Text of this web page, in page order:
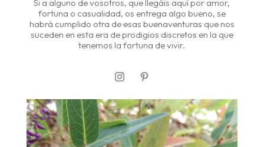
Si a alguno de vosotros, que llegáis aquí por amor,
fortuna o casualidad, os entrega algo bueno, se
habrá cumplido otra de esas buenaventuras que nos
suceden en esta era de prodigios discretos en la que
tenemos la fortuna de vivir.